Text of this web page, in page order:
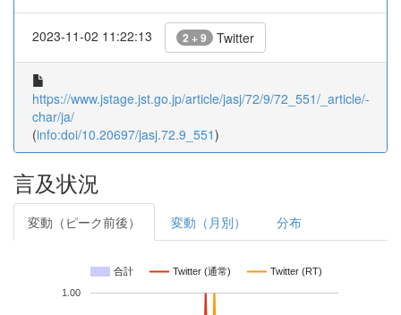
2023-11-02 11:22:13 2 + 9 Twitter
https://www.jstage.jst.go.jp/article/jasj/72/9/72_551/_article/-
char/ja/
(info:doi/10.20697/jasj.72.9_551)
言及状況
変動（ピーク前後） 変動（月別） 分布
合計 Twitter (通常) Twitter (RT)
1.00